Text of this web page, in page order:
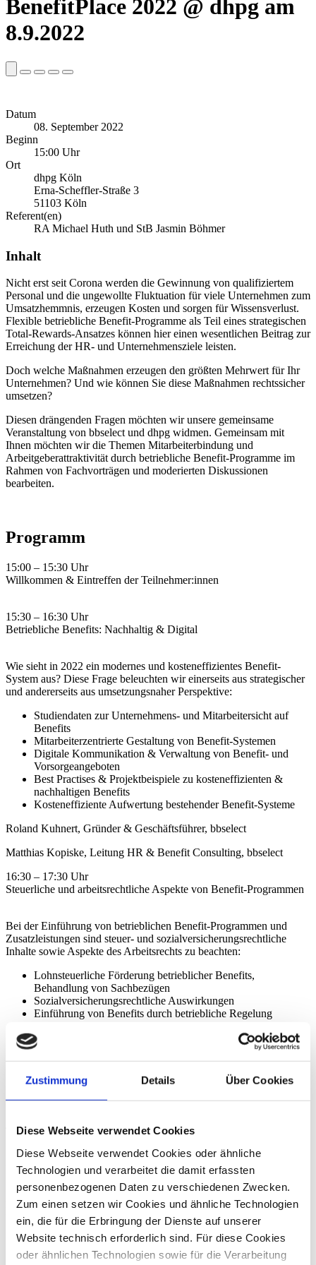
Zustimmung Details Über Cookies
Diese Webseite verwendet Cookies
Diese Webseite verwendet Cookies oder ähnliche
Technologien und verarbeitet die damit erfassten
personenbezogenen Daten zu verschiedenen Zwecken.
Zum einen setzen wir Cookies und ähnliche Technologien
ein, die für die Erbringung der Dienste auf unserer
Website technisch erforderlich sind. Für diese Cookies
oder ähnlichen Technologien sowie für die Verarbeitung
BenefitPlace 2022 @ dhpg am
8.9.2022
Datum
08. September 2022
Beginn
15:00 Uhr
Ort
dhpg Köln
Erna-Scheffler-Straße 3
51103 Köln
Referent(en)
RA Michael Huth und StB Jasmin Böhmer
Inhalt
Nicht erst seit Corona werden die Gewinnung von qualifiziertem
Personal und die ungewollte Fluktuation für viele Unternehmen zum
Umsatzhemmnis, erzeugen Kosten und sorgen für Wissensverlust.
Flexible betriebliche Benefit-Programme als Teil eines strategischen
Total-Rewards-Ansatzes können hier einen wesentlichen Beitrag zur
Erreichung der HR- und Unternehmensziele leisten.
Doch welche Maßnahmen erzeugen den größten Mehrwert für Ihr
Unternehmen? Und wie können Sie diese Maßnahmen rechtssicher
umsetzen?
Diesen drängenden Fragen möchten wir unsere gemeinsame
Veranstaltung von bbselect und dhpg widmen. Gemeinsam mit
Ihnen möchten wir die Themen Mitarbeiterbindung und
Arbeitgeberattraktivität durch betriebliche Benefit-Programme im
Rahmen von Fachvorträgen und moderierten Diskussionen
bearbeiten.
Programm
15:00 – 15:30 Uhr
Willkommen & Eintreffen der Teilnehmer:innen
15:30 – 16:30 Uhr
Betriebliche Benefits: Nachhaltig & Digital
Wie sieht in 2022 ein modernes und kosteneffizientes Benefit-
System aus? Diese Frage beleuchten wir einerseits aus strategischer
und andererseits aus umsetzungsnaher Perspektive:
Studiendaten zur Unternehmens- und Mitarbeitersicht auf
Benefits
Mitarbeiterzentrierte Gestaltung von Benefit-Systemen
Digitale Kommunikation & Verwaltung von Benefit- und
Vorsorgeangeboten
Best Practises & Projektbeispiele zu kosteneffizienten &
nachhaltigen Benefits
Kosteneffiziente Aufwertung bestehender Benefit-Systeme
Roland Kuhnert, Gründer & Geschäftsführer, bbselect
Matthias Kopiske, Leitung HR & Benefit Consulting, bbselect
16:30 – 17:30 Uhr
Steuerliche und arbeitsrechtliche Aspekte von Benefit-Programmen
Bei der Einführung von betrieblichen Benefit-Programmen und
Zusatzleistungen sind steuer- und sozialversicherungsrechtliche
Inhalte sowie Aspekte des Arbeitsrechts zu beachten:
Lohnsteuerliche Förderung betrieblicher Benefits,
Behandlung von Sachbezügen
Sozialversicherungsrechtliche Auswirkungen
Einführung von Benefits durch betriebliche Regelung
Möglichkeiten und Grenzen flexibler Gestaltungen
Haftungsrisiken für den Arbeitgeber
Mitarbeiterbeteiligungsmodelle als Benefit-Baustein
Rechtssicherheit durch Anrufungsauskünfte beim Finanzamt
Michael Huth, Rechtsanwalt und Partner, dhpg
Jasmin Böhmer, Steuerberaterin, dhpg
17:30 – 18:00 Uhr
Ab 18:00 Uhr
Kulinarischer Ausklang & kollegialer Austausch
Ihre Expert:innen